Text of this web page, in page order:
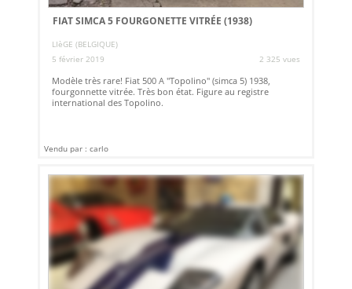
FIAT SIMCA 5 FOURGONETTE VITRÉE (1938)
LIèGE (BELGIQUE)
5 février 2019
2 325 vues
Modèle très rare! Fiat 500 A ''Topolino'' (simca 5) 1938,
fourgonnette vitrée. Très bon état. Figure au registre
international des Topolino.
Vendu par : carlo